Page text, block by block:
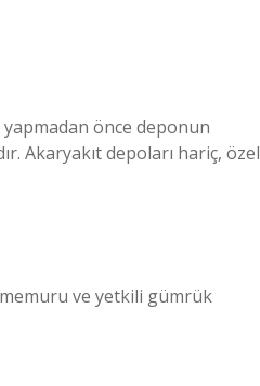
önce deponun
Akaryakıt depoları hariç, özel
ve yetkili gümrük